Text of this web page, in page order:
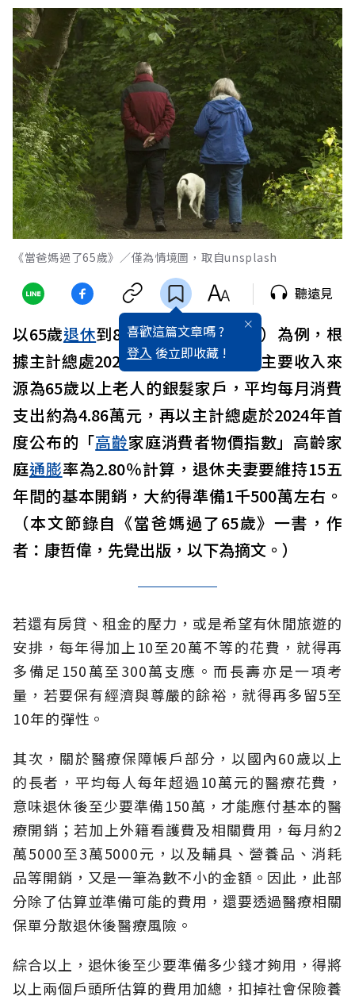
《當爸媽過了65歲》／僅為情境圖，取自unsplash
喜歡這篇文章嗎 ?
登入 後立即收藏 !
聽遠見
以65歲退休到80歲（國人平均餘命）為例，根
據主計總處2022年家庭收支調查，主要收入來
源為65歲以上老人的銀髮家戶，平均每月消費
支出約為4.86萬元，再以主計總處於2024年首
度公布的「高齡家庭消費者物價指數」高齡家
庭通膨率為2.80％計算，退休夫妻要維持15五
年間的基本開銷，大約得準備1千500萬左右。
（本文節錄自《當爸媽過了65歲》一書，作
者：康哲偉，先覺出版，以下為摘文。）
若還有房貸、租金的壓力，或是希望有休閒旅遊的
安排，每年得加上10至20萬不等的花費，就得再
多備足150萬至300萬支應。而長壽亦是一項考
量，若要保有經濟與尊嚴的餘裕，就得再多留5至
10年的彈性。
其次，關於醫療保障帳戶部分，以國內60歲以上
的長者，平均每人每年超過10萬元的醫療花費，
意味退休後至少要準備150萬，才能應付基本的醫
療開銷；若加上外籍看護費及相關費用，每月約2
萬5000至3萬5000元，以及輔具、營養品、消耗
品等開銷，又是一筆為數不小的金額。因此，此部
分除了估算並準備可能的費用，還要透過醫療相關
保單分散退休後醫療風險。
綜合以上，退休後至少要準備多少錢才夠用，得將
以上兩個戶頭所估算的費用加總，扣掉社會保險養